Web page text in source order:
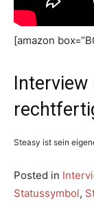
[amazon
Interview
Steasy ist sein
Posted in
Statussymbol,